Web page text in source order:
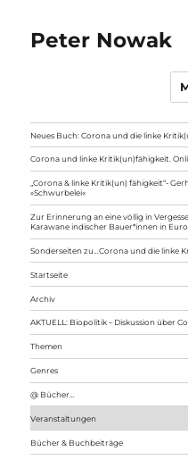
Peter Nowak
Neues Buch: Corona und die linke
Corona und linke Kritik(un)fähigkeit.
„Corona & linke Kritik(un) fähigkeit“-
»Schwurbelei«
Zur Erinnerung an eine völlig in
Karawane indischer Bauer*innen in
Sonderseiten zu…Corona und die linke
Startseite
Archiv
AKTUELL: Biopolitik – Diskussion über
Themen
Genres
@ Bücher…
Veranstaltungen
Bücher & Buchbeiträge